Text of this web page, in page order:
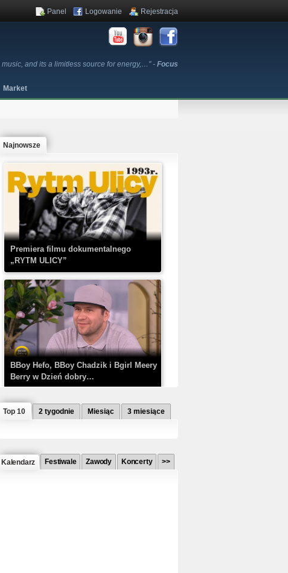
music, and its a limitless source for energy,…" - Focus
Panel Logowanie Rejestracja
Market
Najnowsze
Premiera filmu dokumentalnego
„RYTM ULICY”
BBoy Hefo, BBoy Chadzik i Bgirl Meery
Berry w Dzień dobry…
Top 10 2 tygodnie Miesiąc 3 miesiące
Kalendarz Festiwale Zawody Koncerty >>